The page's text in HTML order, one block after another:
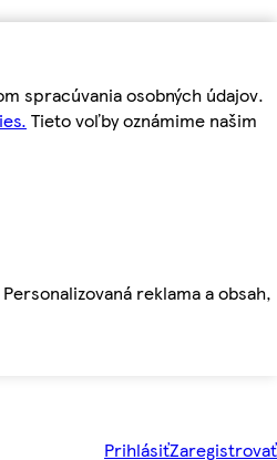
spracúvania osobných údajov.
Tieto voľby oznámime našim
reklama a obsah,
PrihlásiťZaregistrovať